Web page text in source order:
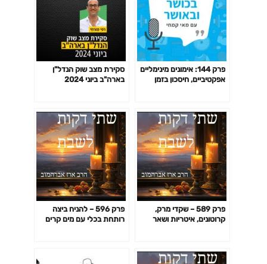
פרק 144: אימונים מינימליים
אפקטיביים, חיסכון בזמן
סקירת מצב שוק הנדל"ן
בארה"ב ביוני 2024
פרק 589 – שקדי מרק,
קרוטונים, איטריות ושאר
פרק 596 – להניח ביצה
רותחת בכלי עם מים קרים